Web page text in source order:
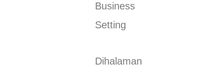
Business
Setting
Dihalaman